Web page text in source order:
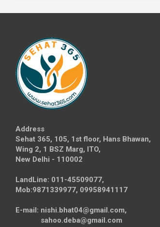
Address
Sehat 365, 105, 1st floor, Hans Bhawan,
Wing 2, 1 BSZ Marg, ITO,
New Delhi - 110002
LandLine: 011-45509077,
Mob:9871339977, 09958941117
E-mail: nishi.bhat04@gmail.com,
sahoo.deba@gmail.com